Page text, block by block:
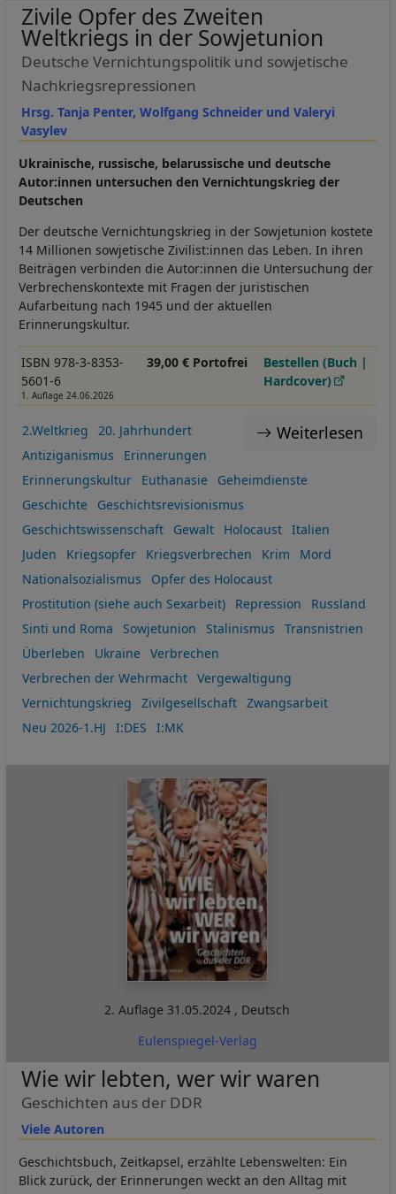
Hrsg. Tanja Penter, Wolfgang Schneider und Valeryi
Vasylev
Zivile Opfer des Zweiten
Weltkriegs in der Sowjetunion
Deutsche Vernichtungspolitik und sowjetische
Nachkriegsrepressionen
Ukrainische, russische, belarussische und deutsche
Autor:innen untersuchen den Vernichtungskrieg der
Deutschen
Der deutsche Vernichtungskrieg in der Sowjetunion kostete
14 Millionen sowjetische Zivilist:innen das Leben. In ihren
Beiträgen verbinden die Autor:innen die Untersuchung der
Verbrechenskontexte mit Fragen der juristischen
Aufarbeitung nach 1945 und der aktuellen
Erinnerungskultur.
ISBN 978-3-8353-
5601-6
1. Auflage 24.06.2026
39,00 € Portofrei
Bestellen (Buch |
Hardcover)
Weiterlesen
2.Weltkrieg
20. Jahrhundert
Antiziganismus
Erinnerungen
Erinnerungskultur
Euthanasie
Geheimdienste
Geschichte
Geschichtsrevisionismus
Geschichtswissenschaft
Gewalt Holocaust
Italien
Juden
Kriegsopfer Kriegsverbrechen Krim
Mord
Nationalsozialismus
Opfer des Holocaust
Prostitution (siehe auch Sexarbeit)
Repression
Russland
Sinti und Roma
Sowjetunion Stalinismus
Transnistrien
Überleben
Ukraine
Verbrechen
Verbrechen der Wehrmacht
Vergewaltigung
Vernichtungskrieg
Zivilgesellschaft
Zwangsarbeit
Neu 2026-1.HJ
I:DES I:MK
2. Auflage 31.05.2024 , Deutsch
Eulenspiegel-Verlag
Viele Autoren
Wie wir lebten, wer wir waren
Geschichten aus der DDR
Geschichtsbuch, Zeitkapsel, erzählte Lebenswelten: Ein
Blick zurück, der Erinnerungen weckt an den Alltag mit